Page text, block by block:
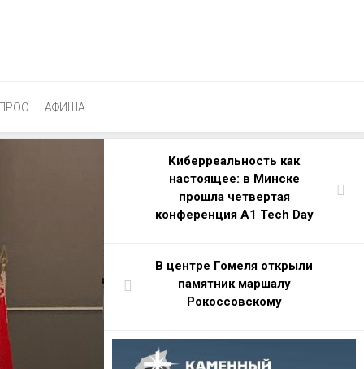
АФИША
Киберреальность как
настоящее: в Минске
прошла четвертая
конференция A1 Tech Day
В центре Гомеля открыли
памятник маршалу
Рокоссовскому